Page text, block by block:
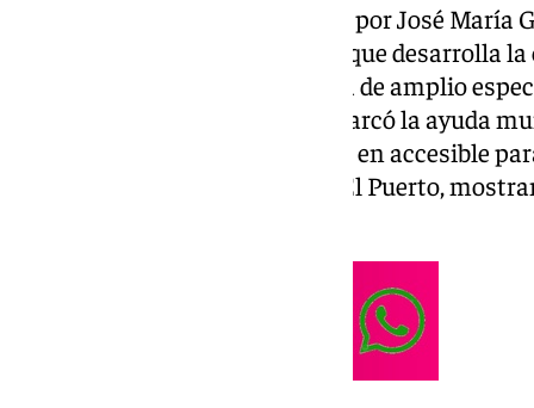
El edil, que estuvo acompañado por José María
Guerrero Bike, destaca la labor que desarrolla
iniciativas y ahora propone una de amplio
categorías. González Nieto remarcó la ayuda
media – baja, lo que la convierte en accesible
además, para la promoción de El Puerto,